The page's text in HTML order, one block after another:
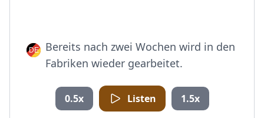
Bereits nach zwei Wochen wird in den
Fabriken wieder gearbeitet.
0.5x Listen 1.5x